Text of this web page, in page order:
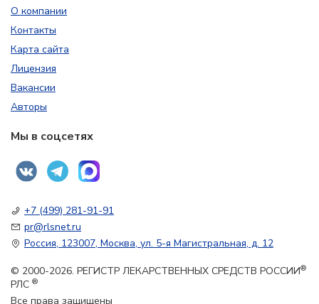
О компании
Контакты
Карта сайта
Лицензия
Вакансии
Авторы
Мы в соцсетях
+7 (499) 281-91-91
pr@rlsnet.ru
Россия, 123007, Москва, ул. 5-я Магистральная, д. 12
© 2000-2026. РЕГИСТР ЛЕКАРСТВЕННЫХ СРЕДСТВ РОССИИ®
РЛС ®
Все права защищены